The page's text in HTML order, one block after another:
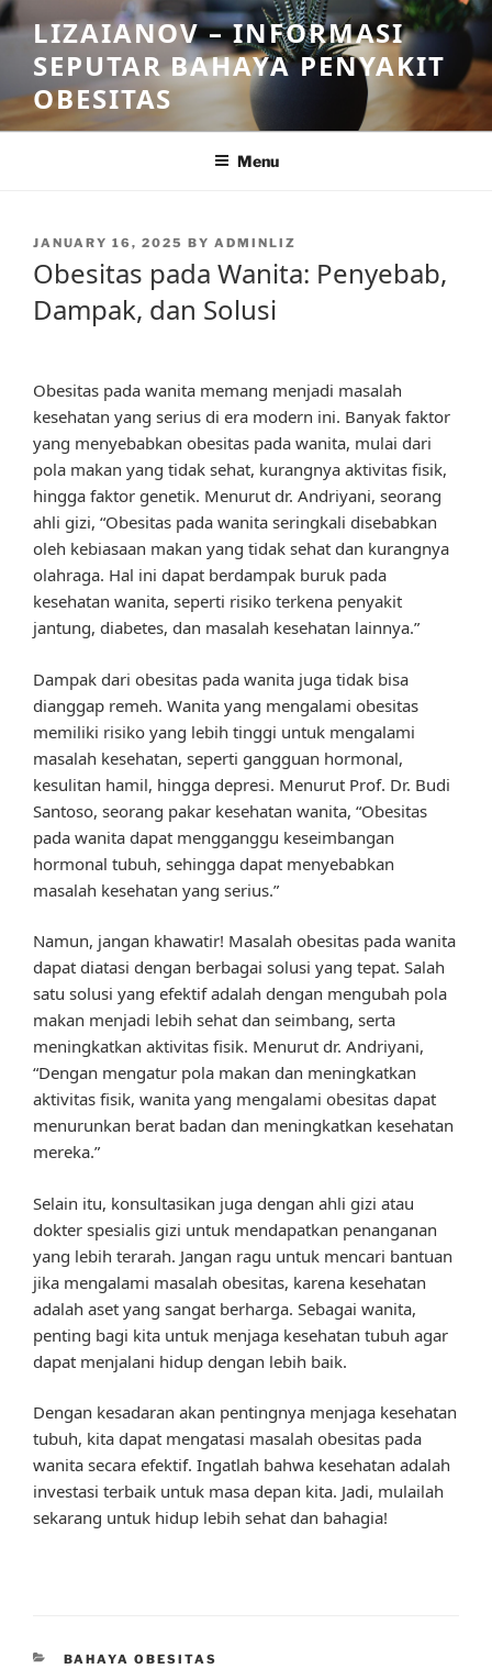
Skip
to
content
LIZAIANOV – INFORMASI
SEPUTAR BAHAYA PENYAKIT
OBESITAS
Menu
POSTED
JANUARY 16, 2025 BY ADMINLIZ
Obesitas pada Wanita: Penyebab,
Dampak, dan Solusi
Obesitas pada wanita memang menjadi masalah
kesehatan yang serius di era modern ini. Banyak faktor
yang menyebabkan obesitas pada wanita, mulai dari
pola makan yang tidak sehat, kurangnya aktivitas fisik,
hingga faktor genetik. Menurut dr. Andriyani, seorang
ahli gizi, “Obesitas pada wanita seringkali disebabkan
oleh kebiasaan makan yang tidak sehat dan kurangnya
olahraga. Hal ini dapat berdampak buruk pada
kesehatan wanita, seperti risiko terkena penyakit
jantung, diabetes, dan masalah kesehatan lainnya.”
Dampak dari obesitas pada wanita juga tidak bisa
dianggap remeh. Wanita yang mengalami obesitas
memiliki risiko yang lebih tinggi untuk mengalami
masalah kesehatan, seperti gangguan hormonal,
kesulitan hamil, hingga depresi. Menurut Prof. Dr. Budi
Santoso, seorang pakar kesehatan wanita, “Obesitas
pada wanita dapat mengganggu keseimbangan
hormonal tubuh, sehingga dapat menyebabkan
masalah kesehatan yang serius.”
Namun, jangan khawatir! Masalah obesitas pada wanita
dapat diatasi dengan berbagai solusi yang tepat. Salah
satu solusi yang efektif adalah dengan mengubah pola
makan menjadi lebih sehat dan seimbang, serta
meningkatkan aktivitas fisik. Menurut dr. Andriyani,
“Dengan mengatur pola makan dan meningkatkan
aktivitas fisik, wanita yang mengalami obesitas dapat
menurunkan berat badan dan meningkatkan kesehatan
mereka.”
Selain itu, konsultasikan juga dengan ahli gizi atau
dokter spesialis gizi untuk mendapatkan penanganan
yang lebih terarah. Jangan ragu untuk mencari bantuan
jika mengalami masalah obesitas, karena kesehatan
adalah aset yang sangat berharga. Sebagai wanita,
penting bagi kita untuk menjaga kesehatan tubuh agar
dapat menjalani hidup dengan lebih baik.
Dengan kesadaran akan pentingnya menjaga kesehatan
tubuh, kita dapat mengatasi masalah obesitas pada
wanita secara efektif. Ingatlah bahwa kesehatan adalah
investasi terbaik untuk masa depan kita. Jadi, mulailah
sekarang untuk hidup lebih sehat dan bahagia!
CATEGORIES
BAHAYA OBESITAS